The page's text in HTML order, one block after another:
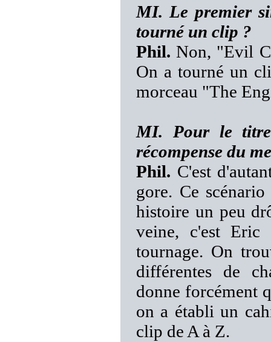
MI. Le premier
tourné un clip ?
Phil. Non, "Evil
On a tourné un
morceau "The
MI. Pour le titre
récompense du
Phil. C'est
gore. Ce
histoire un peu
veine, c'est
tournage. On
différentes de
donne forcément
on a établi un
clip de A à Z.